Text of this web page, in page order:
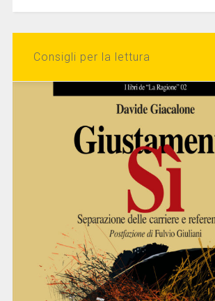
Consigli per la lettura